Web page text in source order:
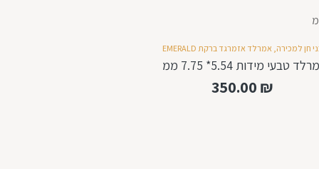
חן למכירה,אמרלד אזמרגד ברקת EMERALD
טבעי מידות 5.54* 7.75 ממ
350.00 ₪